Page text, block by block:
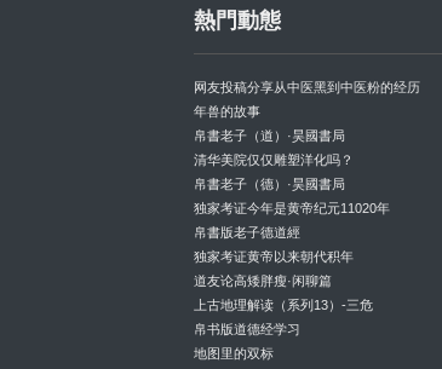
熱門動態
网友投稿分享从中医黑到中医粉的经历
年兽的故事
帛書老子（道）·昊國書局
清华美院仅仅雕塑洋化吗？
帛書老子（德）·昊國書局
独家考证今年是黄帝纪元11020年
帛書版老子德道經
独家考证黄帝以来朝代积年
道友论高矮胖瘦·闲聊篇
上古地理解读（系列13）-三危
帛书版道德经学习
地图里的双标